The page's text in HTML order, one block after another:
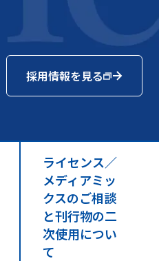
採用情報を見る
ライセンス／
メディアミッ
クスのご相談
と刊行物の二
次使用につい
て